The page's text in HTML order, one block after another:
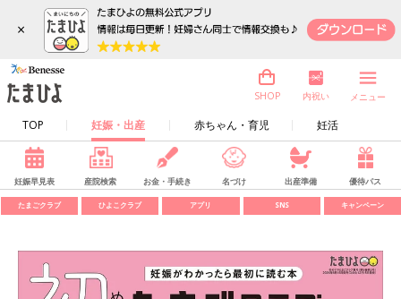
×
TOP 妊娠・出産 赤ちゃん・育児 妊活
SHOP 内祝い メニュー
妊娠早見表 産院検索 お金・手続き 名づけ 出産準備 優待パス
たまごクラブ ひよこクラブ アプリ SNS キャンペーン